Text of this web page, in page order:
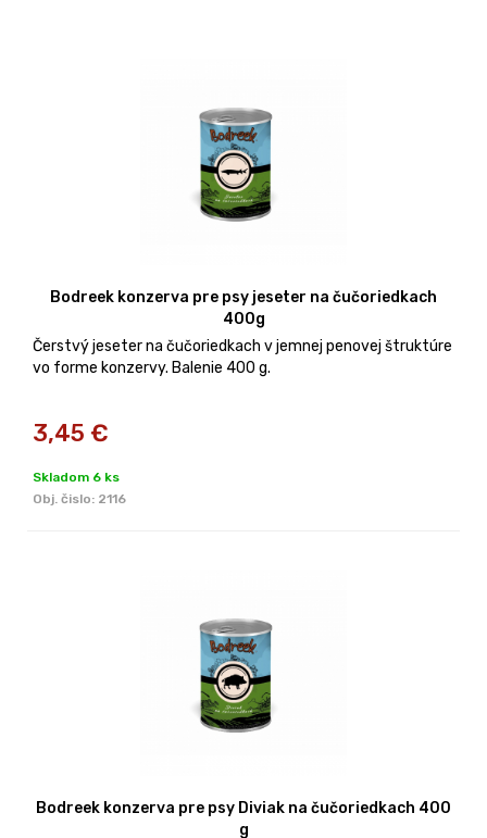
Bodreek konzerva pre psy jeseter na čučoriedkach
400g
Čerstvý jeseter na čučoriedkach v jemnej penovej štruktúre
vo forme konzervy. Balenie 400 g.
3,45 €
Skladom 6 ks
Obj. čislo: 2116
Bodreek konzerva pre psy Diviak na čučoriedkach 400
g